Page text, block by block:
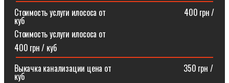
Стоимость услуги илососа от⠀⠀⠀⠀⠀⠀⠀⠀⠀⠀⠀⠀⠀400 грн /
куб
Стоимость услуги илососа от
400 грн / куб
Выкачка канализации цена от⠀⠀⠀⠀⠀⠀⠀⠀⠀⠀⠀⠀350 грн /
куб